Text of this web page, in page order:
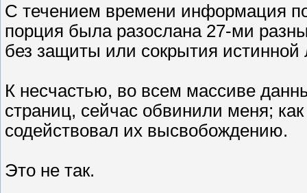
С течением времени информация
порция была разослана 27-ми
без защиты или сокрытия истинной
К несчастью, во всем массиве
страниц, сейчас обвинили меня;
содействовал их высвобождению.
Это не так.